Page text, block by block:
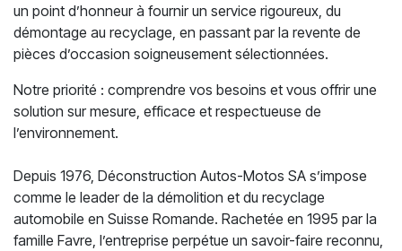
un point d’honneur à fournir un service rigoureux, du
démontage au recyclage, en passant par la revente de
pièces d’occasion soigneusement sélectionnées.
Notre priorité : comprendre vos besoins et vous offrir une
solution sur mesure, efficace et respectueuse de
l’environnement.
Depuis 1976, Déconstruction Autos-Motos SA s’impose
comme le leader de la démolition et du recyclage
automobile en Suisse Romande. Rachetée en 1995 par la
famille Favre, l’entreprise perpétue un savoir-faire reconnu,